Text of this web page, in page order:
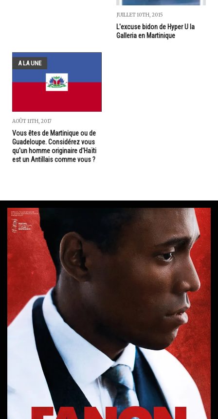
JUILLET 10TH, 2015
L'excuse bidon de Hyper U la
Galleria en Martinique
A LA UNE
AOÛT 11TH, 2017
Vous êtes de Martinique ou de
Guadeloupe. Considérez vous
qu'un homme originaire d'Haïti
est un Antillais comme vous ?